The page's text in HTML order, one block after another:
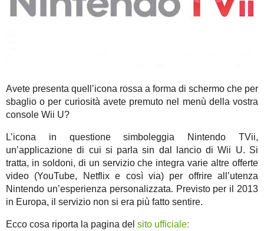
Avete presenta quell’icona rossa a forma di schermo che per
sbaglio o per curiosità avete premuto nel menù della vostra
console Wii U?
L’icona in questione simboleggia Nintendo TVii,
un’applicazione di cui si parla sin dal lancio di Wii U. Si
tratta, in soldoni, di un servizio che integra varie altre offerte
video (YouTube, Netflix e così via) per offrire all’utenza
Nintendo un’esperienza personalizzata. Previsto per il 2013
in Europa, il servizio non si era più fatto sentire.
Ecco cosa riporta la pagina del sito ufficiale: